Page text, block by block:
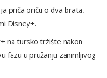
priča priču o dva brata,
Disney+.
na tursko tržište nakon
fazu u pružanju zanimljivog